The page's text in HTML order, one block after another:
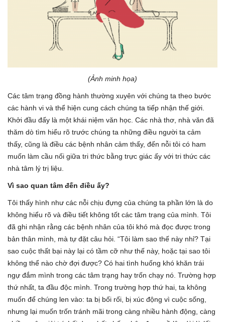
(Ảnh minh họa)
Các tâm trạng đồng hành thường xuyên với chúng ta theo bước
các hành vi và thể hiện cung cách chúng ta tiếp nhận thế giới.
Khởi đầu đấy là một khái niệm văn học. Các nhà thơ, nhà văn đã
thăm dò tìm hiểu rõ trước chúng ta những điều người ta cảm
thấy, cũng là điều các bệnh nhân cảm thấy, đến nỗi tôi có ham
muốn làm cầu nối giữa tri thức bằng trực giác ấy với tri thức các
nhà tâm lý trị liệu.
Vì sao quan tâm đến điều ấy?
Tôi thấy hình như các nỗi chịu đựng của chúng ta phần lớn là do
không hiểu rõ và điều tiết không tốt các tâm trạng của mình. Tôi
đã ghi nhận rằng các bệnh nhân của tôi khó mà đọc được trong
bản thân mình, mà tự đặt câu hỏi. “Tôi làm sao thế này nhỉ? Tại
sao cuộc thất bại này lại có tầm cỡ như thế này, hoặc tại sao tôi
không thể nào chờ đợi được? Có hai tình huống khó khăn trái
ngự đắm mình trong các tâm trạng hay trốn chạy nó. Trường hợp
thứ nhất, ta đầu độc mình. Trong trường hợp thứ hai, ta không
muốn để chúng len vào: ta bị bối rối, bị xúc động vì cuộc sống,
nhưng lại muốn trốn tránh mãi trong càng nhiều hành động, càng